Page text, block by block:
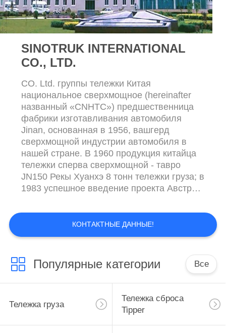
SINOTRUK INTERNATIONAL
CO., LTD.
CO. Ltd. группы тележки Китая
национальное сверхмощное (hereinafter
названный «CNHTC») предшественница
фабрики изготавливания автомобиля
Jinan, основанная в 1956, вашгерд
сверхмощной индустрии автомобиля в
нашей стране. В 1960 продукция китайца
тележки сперва сверхмощной - тавро
JN150 Рекы Хуанхэ 8 тонн тележки груза; в
1983 успешное введение проекта Австрии
международной технологии
изготавливания тяжелого
предпринимательства автомобиля. В годе
реформы и restructuring, после 10 лет
развития, было отечественной и чужой
известн...
КОНТАКТНЫЕ ДАННЫЕ!
Популярные категории Все
Тележка груза
Тележка сброса
Tipper